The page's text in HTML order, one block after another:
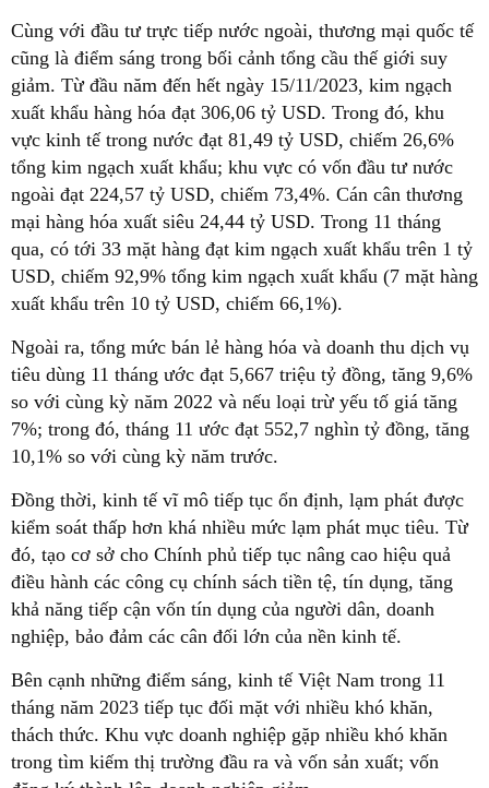
Cùng với đầu tư trực tiếp nước ngoài, thương mại quốc tế
cũng là điểm sáng trong bối cảnh tổng cầu thế giới suy
giảm. Từ đầu năm đến hết ngày 15/11/2023, kim ngạch
xuất khẩu hàng hóa đạt 306,06 tỷ USD. Trong đó, khu
vực kinh tế trong nước đạt 81,49 tỷ USD, chiếm 26,6%
tổng kim ngạch xuất khẩu; khu vực có vốn đầu tư nước
ngoài đạt 224,57 tỷ USD, chiếm 73,4%. Cán cân thương
mại hàng hóa xuất siêu 24,44 tỷ USD. Trong 11 tháng
qua, có tới 33 mặt hàng đạt kim ngạch xuất khẩu trên 1 tỷ
USD, chiếm 92,9% tổng kim ngạch xuất khẩu (7 mặt hàng
xuất khẩu trên 10 tỷ USD, chiếm 66,1%).
Ngoài ra, tổng mức bán lẻ hàng hóa và doanh thu dịch vụ
tiêu dùng 11 tháng ước đạt 5,667 triệu tỷ đồng, tăng 9,6%
so với cùng kỳ năm 2022 và nếu loại trừ yếu tố giá tăng
7%; trong đó, tháng 11 ước đạt 552,7 nghìn tỷ đồng, tăng
10,1% so với cùng kỳ năm trước.
Đồng thời, kinh tế vĩ mô tiếp tục ổn định, lạm phát được
kiểm soát thấp hơn khá nhiều mức lạm phát mục tiêu. Từ
đó, tạo cơ sở cho Chính phủ tiếp tục nâng cao hiệu quả
điều hành các công cụ chính sách tiền tệ, tín dụng, tăng
khả năng tiếp cận vốn tín dụng của người dân, doanh
nghiệp, bảo đảm các cân đối lớn của nền kinh tế.
Bên cạnh những điểm sáng, kinh tế Việt Nam trong 11
tháng năm 2023 tiếp tục đối mặt với nhiều khó khăn,
thách thức. Khu vực doanh nghiệp gặp nhiều khó khăn
trong tìm kiếm thị trường đầu ra và vốn sản xuất; vốn